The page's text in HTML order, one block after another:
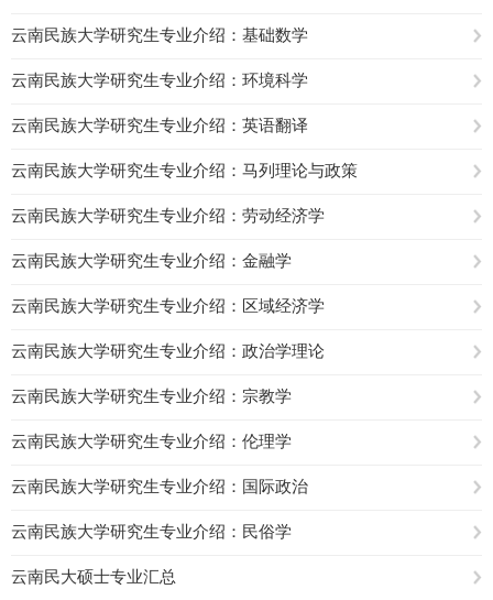
云南民族大学研究生专业介绍：基础数学
云南民族大学研究生专业介绍：环境科学
云南民族大学研究生专业介绍：英语翻译
云南民族大学研究生专业介绍：马列理论与政策
云南民族大学研究生专业介绍：劳动经济学
云南民族大学研究生专业介绍：金融学
云南民族大学研究生专业介绍：区域经济学
云南民族大学研究生专业介绍：政治学理论
云南民族大学研究生专业介绍：宗教学
云南民族大学研究生专业介绍：伦理学
云南民族大学研究生专业介绍：国际政治
云南民族大学研究生专业介绍：民俗学
云南民大硕士专业汇总